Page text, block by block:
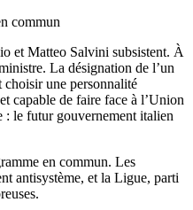
commun
et Matteo Salvini subsistent. À
La désignation de l’un
choisir une personnalité
capable de faire face à l’Union
: le futur gouvernement italien
en commun. Les
antisystème, et la Ligue, parti